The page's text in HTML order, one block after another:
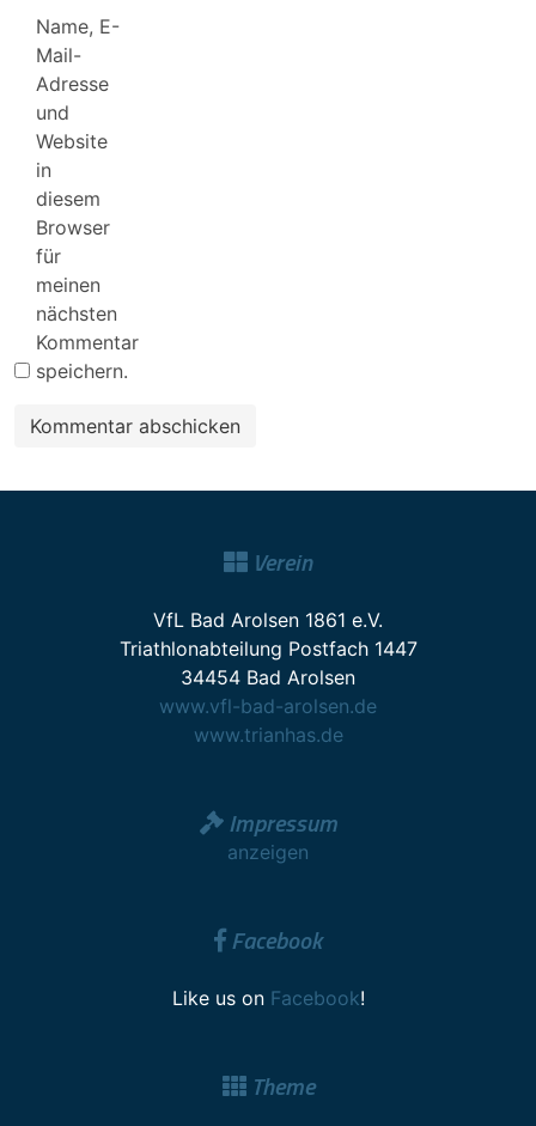
Name, E-
Mail-
Adresse
und
Website
in
diesem
Browser
für
meinen
nächsten
Kommentar
speichern.
Verein
VfL Bad Arolsen 1861 e.V.
Triathlonabteilung Postfach 1447
34454 Bad Arolsen
www.vfl-bad-arolsen.de
www.trianhas.de
Impressum
anzeigen
Facebook
Like us on Facebook!
Theme